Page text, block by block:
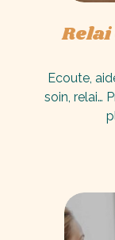
Ecoute,
soin, relai…